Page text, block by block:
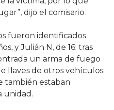
dijo el comisario.
fueron identificados
y Julián N, de 16; tras
un arma de fuego
llaves de otros vehículos
también estaban
unidad.